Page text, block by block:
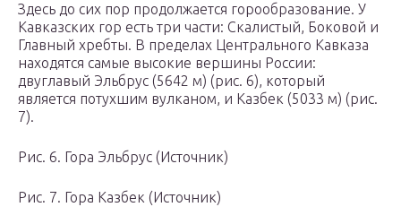
Здесь до сих пор продолжается горообразование. У
Кавказских гор есть три части: Скалистый, Боковой и
Главный хребты. В пределах Центрального Кавказа
находятся самые высокие вершины России:
двуглавый Эльбрус (5642 м) (рис. 6), который
является потухшим вулканом, и Казбек (5033 м) (рис.
7).
Рис. 6. Гора Эльбрус (Источник)
Рис. 7. Гора Казбек (Источник)